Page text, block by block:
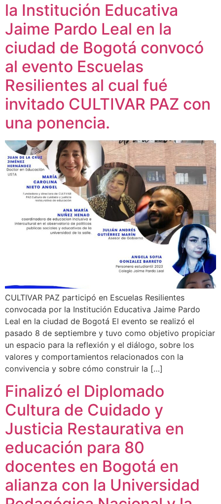
la Institución Educativa
Jaime Pardo Leal en la
ciudad de Bogotá convocó
al evento Escuelas
Resilientes al cual fué
invitado CULTIVAR PAZ con
una ponencia.
CULTIVAR PAZ participó en Escuelas Resilientes
convocada por la Institución Educativa Jaime Pardo
Leal en la ciudad de Bogotá El evento se realizó el
pasado 8 de septiembre y tuvo como objetivo propiciar
un espacio para la reflexión y el diálogo, sobre los
valores y comportamientos relacionados con la
convivencia y sobre cómo construir la […]
Finalizó el Diplomado
Cultura de Cuidado y
Justicia Restaurativa en
educación para 80
docentes en Bogotá en
alianza con la Universidad